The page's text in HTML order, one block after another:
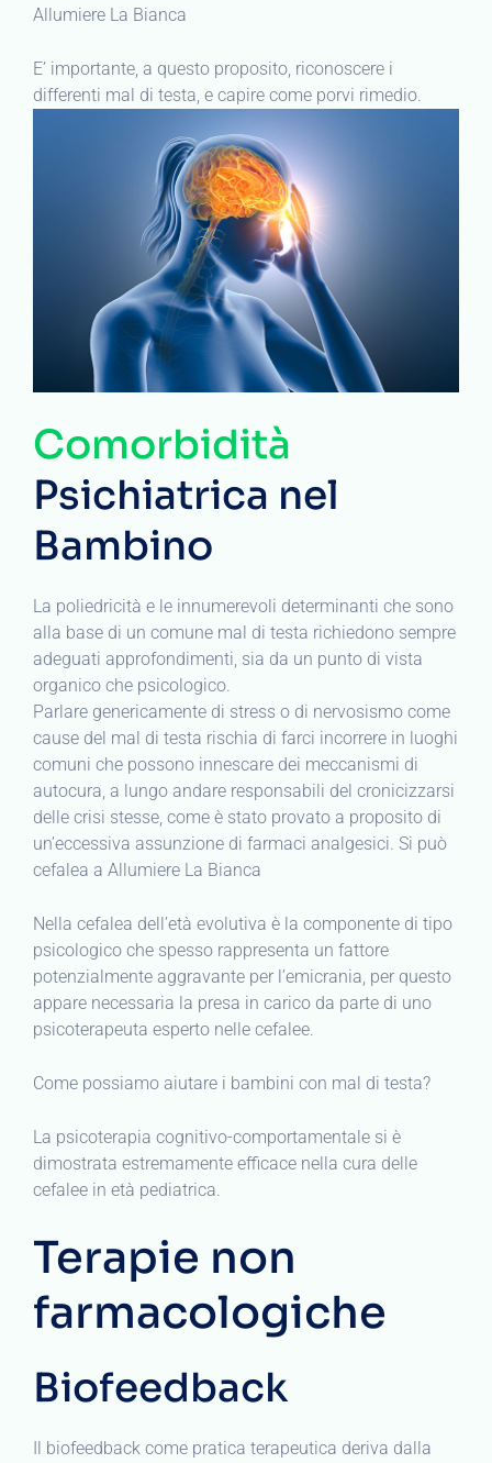
Allumiere La Bianca
E’ importante, a questo proposito, riconoscere i
differenti mal di testa, e capire come porvi rimedio.
Comorbidità
Psichiatrica nel
Bambino
La poliedricità e le innumerevoli determinanti che sono
alla base di un comune mal di testa richiedono sempre
adeguati approfondimenti, sia da un punto di vista
organico che psicologico.
Parlare genericamente di stress o di nervosismo come
cause del mal di testa rischia di farci incorrere in luoghi
comuni che possono innescare dei meccanismi di
autocura, a lungo andare responsabili del cronicizzarsi
delle crisi stesse, come è stato provato a proposito di
un’eccessiva assunzione di farmaci analgesici. Si può
cefalea a Allumiere La Bianca
Nella cefalea dell’età evolutiva è la componente di tipo
psicologico che spesso rappresenta un fattore
potenzialmente aggravante per l’emicrania, per questo
appare necessaria la presa in carico da parte di uno
psicoterapeuta esperto nelle cefalee.
Come possiamo aiutare i bambini con mal di testa?
La psicoterapia cognitivo-comportamentale si è
dimostrata estremamente efficace nella cura delle
cefalee in età pediatrica.
Terapie non
farmacologiche
Biofeedback
Il biofeedback come pratica terapeutica deriva dalla